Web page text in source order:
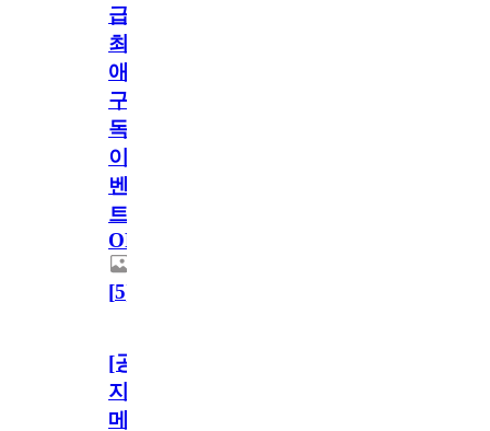
급!
최
애
구
독
이
벤
트
OPEN!
[5]
[공
지]
메